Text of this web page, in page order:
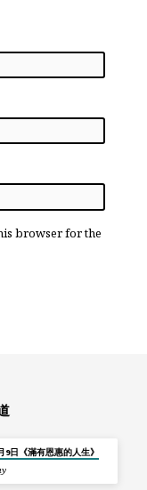
browser for the
9日《滿有恩惠的人生》